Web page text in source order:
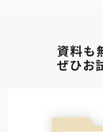
資料も
ぜひお